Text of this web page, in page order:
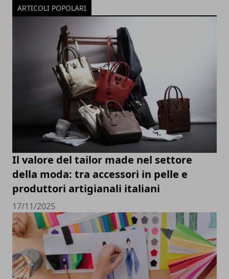
ARTICOLI POPOLARI
Il valore del tailor made nel settore
della moda: tra accessori in pelle e
produttori artigianali italiani
17/11/2025